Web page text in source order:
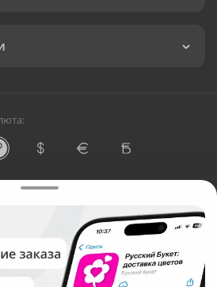
доставки цветов в Рязани
ответственностью «Технология»
5410081997
Новосибирск, ул. Ипподромская,